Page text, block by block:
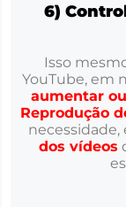
6)
Isso
YouTube, em
aumentar
Reprodução
dos vídeos